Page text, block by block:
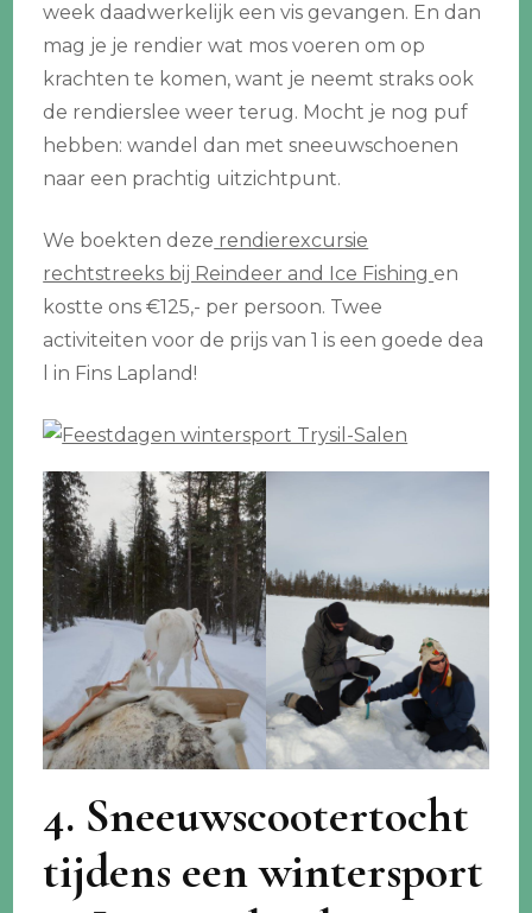
week daadwerkelijk een vis gevangen. En dan
mag je je rendier wat mos voeren om op
krachten te komen, want je neemt straks ook
de rendierslee weer terug. Mocht je nog puf
hebben: wandel dan met sneeuwschoenen
naar een prachtig uitzichtpunt.
We boekten deze rendierexcursie
rechtstreeks bij Reindeer and Ice Fishing en
kostte ons €125,- per persoon. Twee
activiteiten voor de prijs van 1 is een goede dea
l in Fins Lapland!
4. Sneeuwscootertocht
tijdens een wintersport